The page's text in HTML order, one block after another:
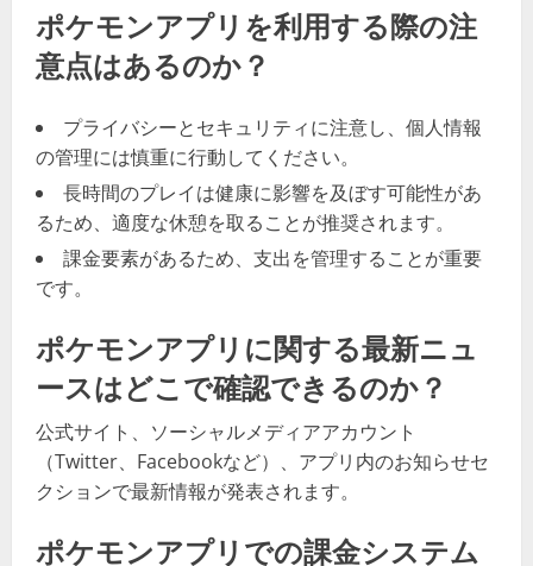
ポケモンアプリを利用する際の注
意点はあるのか？
プライバシーとセキュリティに注意し、個人情報
の管理には慎重に行動してください。
長時間のプレイは健康に影響を及ぼす可能性があ
るため、適度な休憩を取ることが推奨されます。
課金要素があるため、支出を管理することが重要
です。
ポケモンアプリに関する最新ニュ
ースはどこで確認できるのか？
公式サイト、ソーシャルメディアアカウント
（Twitter、Facebookなど）、アプリ内のお知らせセ
クションで最新情報が発表されます。
ポケモンアプリでの課金システム